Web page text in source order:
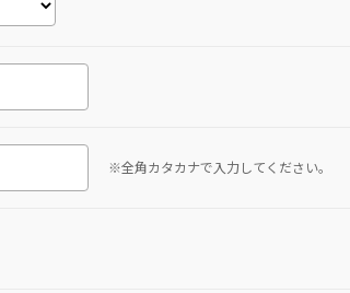
※全角カタカナで入力してください。